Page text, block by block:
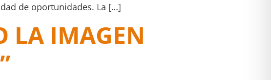
de oportunidades. La […]
LA IMAGEN